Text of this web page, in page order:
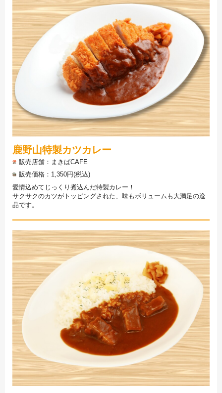
鹿野山特製カツカレー
販売店舗
まきばCAFE
販売価格
1,350円(税込)
愛情込めてじっくり煮込んだ特製カレー！
サクサクのカツがトッピングされた、味もボリュームも大満足の逸
品です。